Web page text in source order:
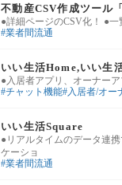
不動産CSV作成ツール
●詳細ページのCSV化！ ●
業者間流通
いい生活Home,いい生
●入居者アプリ、オーナー
チャット機能 入居者/オー
いい生活Square
●リアルタイムのデータ連
ケーショ
業者間流通